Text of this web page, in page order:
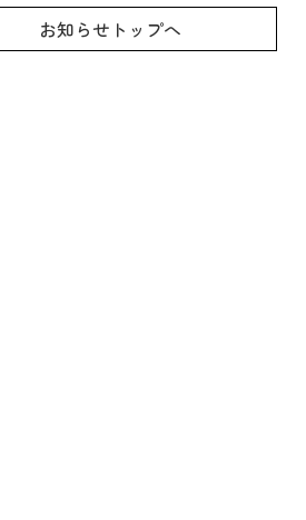
お知らせトップへ